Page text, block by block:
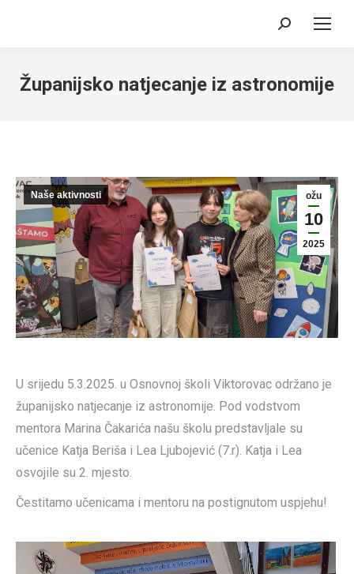
Search:
Županijsko natjecanje iz astronomije
ožu
10
2025
Naše aktivnosti
U srijedu 5.3.2025. u Osnovnoj školi Viktorovac održano je
županijsko natjecanje iz astronomije. Pod vodstvom
mentora Marina Čakarića našu školu predstavljale su
učenice Katja Beriša i Lea Ljubojević (7.r). Katja i Lea
osvojile su 2. mjesto.
Čestitamo učenicama i mentoru na postignutom uspjehu!